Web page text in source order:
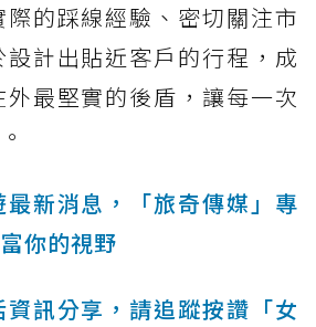
的踩線經驗、密切關注市
計出貼近客戶的行程，成
最堅實的後盾，讓每一次
新消息，「旅奇傳媒」專
你的視野
訊分享，請追蹤按讚「女